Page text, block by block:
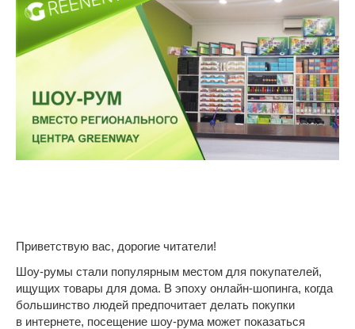
Приветствую вас, дорогие читатели!
Шоу-румы стали популярным местом для покупателей,
ищущих товары для дома. В эпоху онлайн-шопинга, когда
большинство людей предпочитает делать покупки
в интернете, посещение шоу-рума может показаться